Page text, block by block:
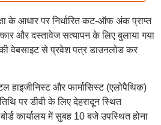
के आधार पर निर्धारित कट-ऑफ अंक प्राप्त
और दस्तावेज सत्यापन के लिए बुलाया गया
वेबसाइट से प्रवेश पत्र डाउनलोड कर
हाइजीनिस्ट और फार्मासिस्ट (एलोपैथिक)
तिथि पर डीवी के लिए देहरादून स्थित
कार्यालय में सुबह 10 बजे उपस्थित होना